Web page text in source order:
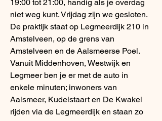
19:00 tot 21:00, handig als je overdag
niet weg kunt. Vrijdag zijn we gesloten.
De praktijk staat op Legmeerdijk 210 in
Amstelveen, op de grens van
Amstelveen en de Aalsmeerse Poel.
Vanuit Middenhoven, Westwijk en
Legmeer ben je er met de auto in
enkele minuten; inwoners van
Aalsmeer, Kudelstaart en De Kwakel
rijden via de Legmeerdijk en staan zo